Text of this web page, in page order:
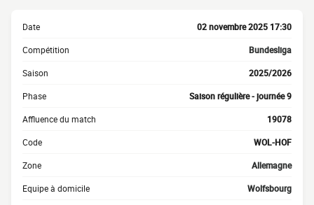
Date 02 novembre 2025 17:30
Compétition Bundesliga
Saison 2025/2026
Phase Saison régulière - journée 9
Affluence du match 19078
Code WOL-HOF
Zone Allemagne
Equipe à domicile Wolfsbourg